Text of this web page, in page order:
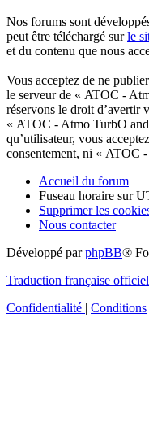
Nos forums sont
peut être téléchargé surle
et du contenu que nous
Vous acceptez de ne
le serveur de « ATOC -
réservons le droit d’avertir
« ATOC - Atmo TurbO and
qu’utilisateur, vous
consentement, ni « ATOC
Accueil du forum
Fuseau horaire sur
Supprimer les
Nous contacter
Développé parphpBB®
Traduction française
Confidentialité | Conditions